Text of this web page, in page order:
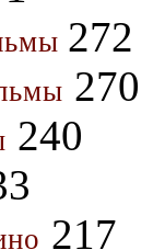
272
270
240
217